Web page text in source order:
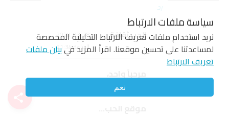
سياسة ملفات الارتباط
نريد استخدام ملفات تعريف الارتباط التحليلية المخصصة
لمساعدتنا على تحسين موقعنا. اقرأ المزيد فيبيان ملفات
تعريف الارتباط
نعم
رد
يقول
الحب ثقافة:
2020-03-28
الساعة 21:34
مرحباً واحد،